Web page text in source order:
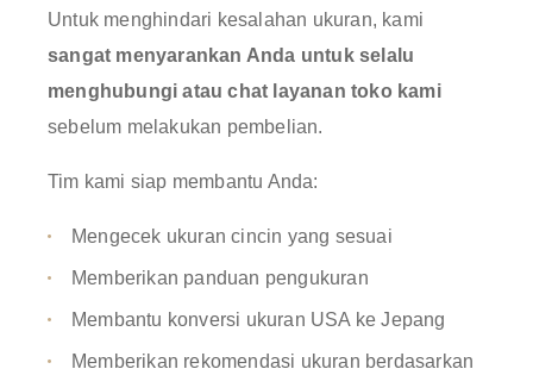
Untuk menghindari kesalahan ukuran, kami
sangat menyarankan Anda untuk selalu
menghubungi atau chat layanan toko kami
sebelum melakukan pembelian.
Tim kami siap membantu Anda:
Mengecek ukuran cincin yang sesuai
Memberikan panduan pengukuran
Membantu konversi ukuran USA ke Jepang
Memberikan rekomendasi ukuran berdasarkan